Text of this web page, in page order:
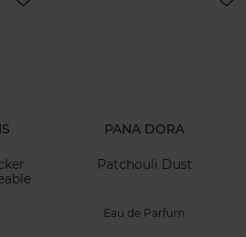
PANA DORA
Patchouli Dust
Eau de Parfum